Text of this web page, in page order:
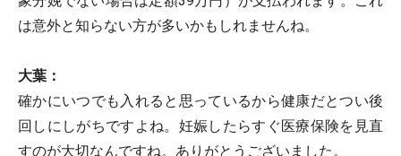
は意外と知らない方が多いかもしれませんね。
大葉：
確かにいつでも入れると思っているから健康だとつい後
回しにしがちですよね。妊娠したらすぐ医療保険を見直
すのが大切なんですね。ありがとうございました。